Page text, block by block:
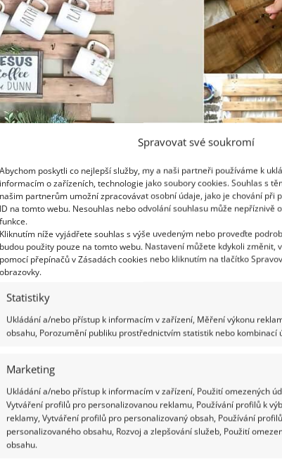
Spravovat své soukromí
Abychom poskytli co nejlepší služby, my a naši partneři používáme k
informacím o zařízeních, technologie jako soubory cookies. Souhlas s
našim partnerům umožní zpracovávat osobní údaje, jako je chování při
ID na tomto webu. Nesouhlas nebo odvolání souhlasu může nepříznivě
funkce.
Kliknutím níže vyjádřete souhlas s výše uvedeným nebo proveďte
budou použity pouze na tomto webu. Nastavení můžete kdykoli změnit,
pomocí přepínačů v Zásadách cookies nebo kliknutím na tlačítko
obrazovky.
Statistiky
Ukládání a/nebo přístup k informacím v zařízení, Měření výkonu
obsahu, Porozumění publiku prostřednictvím statistik nebo kombinací
Marketing
Ukládání a/nebo přístup k informacím v zařízení, Použití omezených
Vytváření profilů pro personalizovanou reklamu, Používání profilů k
reklamy, Vytváření profilů pro personalizovaný obsah, Používání
personalizovaného obsahu, Rozvoj a zlepšování služeb, Použití
obsahu.
na hrnky v průmyslovém stylu, musíte použít
háčky do tvaru S a už jen zavěsit hrníčky a